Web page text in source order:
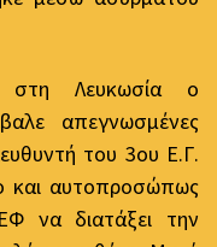
Λευκωσία ο
απεγνωσμένες
του 3ου Ε.Γ.
και αυτοπροσώπως
να διατάξει την